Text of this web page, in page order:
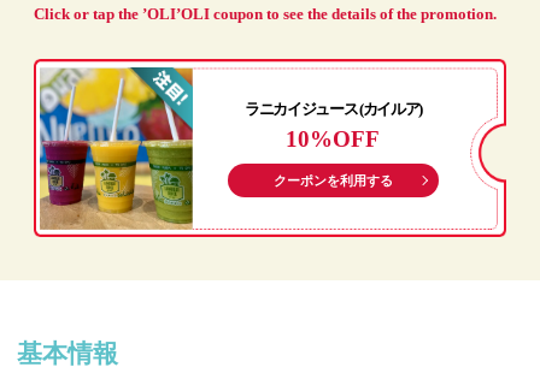
Click or tap the ’OLI’OLI coupon to see the details of the promotion.
ラニカイジュース (カイルア)
10%OFF
クーポンを利用する
基本情報